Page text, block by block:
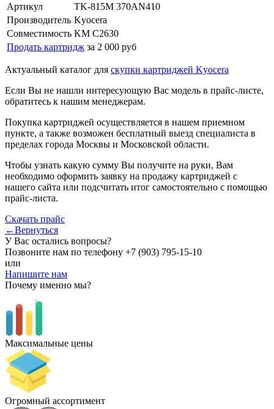
Артикул
TK-815M 370AN410
Производитель Kyocera
Совместимость KM C2630
Продать картридж за 2 000 руб
Актуальный каталог для скупки картриджей Kyocera
Если Вы не нашли интересующую Вас модель в прайс-листе,
обратитесь к нашим менеджерам.
Покупка картриджей осуществляется в нашем приемном
пункте, а также возможен бесплатный выезд специалиста в
пределах города Москвы и Московской области.
Чтобы узнать какую сумму Вы получите на руки, Вам
необходимо оформить заявку на продажу картриджей с
нашего сайта или подсчитать итог самостоятельно с помощью
прайс-листа.
Скачать прайс
←Вернуться
У Вас остались вопросы?
Позвоните нам по телефону +7 (903) 795-15-10
или
Напишите нам
Почему именно мы?
Максимальные цены
Огромный ассортимент